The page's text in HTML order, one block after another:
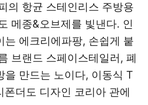
의 항균 스테인리스 주방용
메종&오브제를 빛낸다. 인
는 에크리에파팡, 손쉽게 붙
브랜드 스페이스테일러, 폐
을 만드는 노이다, 이동식 T
더도 디자인 코리아 관에